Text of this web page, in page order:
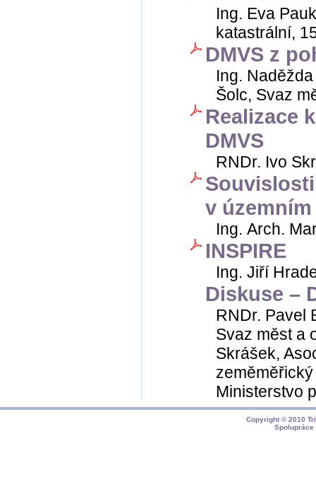
Ing. Eva
katastrální,
DMVS z
Ing.
Šolc, Svaz
Realizace
DMVS
RNDr. Ivo
v
Ing. Arch.
INSPIRE
Ing. Jiří
Diskuse –
RNDr. Pavel
Svaz měst a
Skrášek,
Ministerstvo
Copyright © 2010